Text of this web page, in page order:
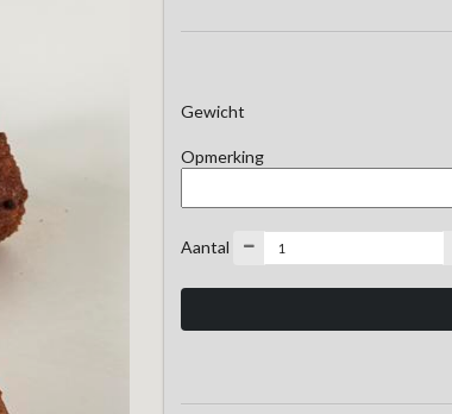
Gewicht
Opmerking
Aantal